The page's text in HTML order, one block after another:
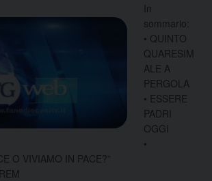
In
sommario:
• QUINTO
QUARESIM
ALE A
PERGOLA
• ESSERE
PADRI
OGGI
•
O VIVIAMO IN PACE?”